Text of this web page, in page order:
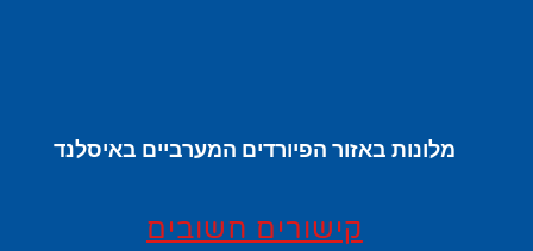
מלונות באזור הפיורדים המערביים באיסלנד
קישורים חשובים